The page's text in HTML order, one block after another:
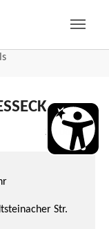
25.06.2026
Str.